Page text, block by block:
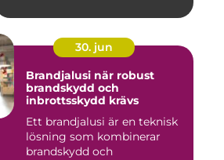
30. jun
Brandjalusi när robust
brandskydd och
inbrottsskydd krävs
Ett brandjalusi är en teknisk
lösning som kombinerar
brandskydd och